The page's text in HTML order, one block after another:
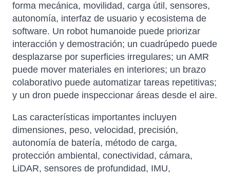
forma mecánica, movilidad, carga útil, sensores,
autonomía, interfaz de usuario y ecosistema de
software. Un robot humanoide puede priorizar
interacción y demostración; un cuadrúpedo puede
desplazarse por superficies irregulares; un AMR
puede mover materiales en interiores; un brazo
colaborativo puede automatizar tareas repetitivas;
y un dron puede inspeccionar áreas desde el aire.
Las características importantes incluyen
dimensiones, peso, velocidad, precisión,
autonomía de batería, método de carga,
protección ambiental, conectividad, cámara,
LiDAR, sensores de profundidad, IMU,